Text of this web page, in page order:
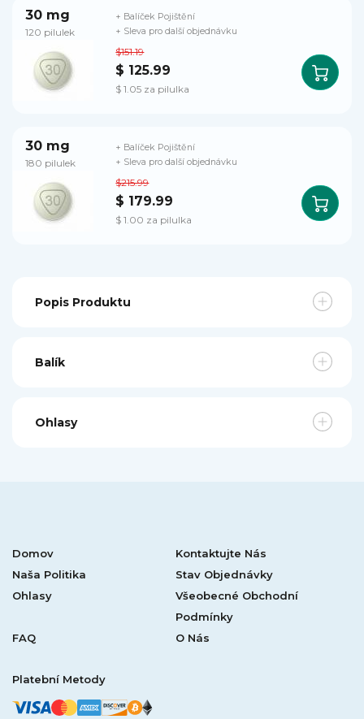
30 mg
120 pilulek
$151.19
$ 125.99
$ 1.05 za pilulka
+ Balíček Pojištění
+ Sleva pro další objednávku
30 mg
180 pilulek
$215.99
$ 179.99
$ 1.00 za pilulka
+ Balíček Pojištění
+ Sleva pro další objednávku
Popis Produktu
Balík
Ohlasy
Domov
Kontaktujte Nás
Naša Politika
Stav Objednávky
Ohlasy
Všeobecné Obchodní
Podmínky
FAQ
O Nás
Platební Metody